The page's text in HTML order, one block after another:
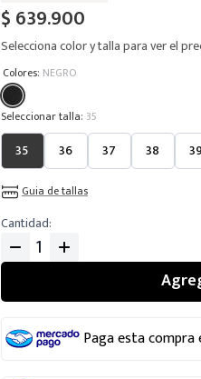
$639.900
Selecciona color y talla para ver el
Colores: NEGRO
: 35
35 36 37 38 39
Guia de tallas
Cantidad
Paga esta compra